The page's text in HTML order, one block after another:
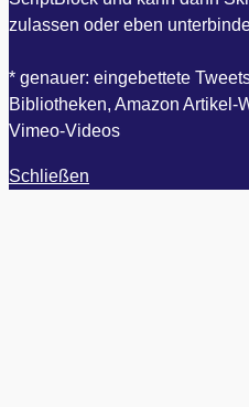
zulassen oder eben
* genauer: eingebettete
Bibliotheken, Amazon Artikel-
Vimeo-Videos
Schließen